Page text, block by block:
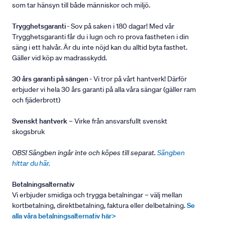
som tar hänsyn till både människor och miljö.
Trygghetsgaranti- Sov på saken i 180 dagar! Med vår
Trygghetsgaranti får du i lugn och ro prova fastheten i din
säng i ett halvår. Är du inte nöjd kan du alltid byta fasthet.
Gäller vid köp av madrasskydd.
30 års garanti på sängen- Vi tror på vårt hantverk! Därför
erbjuder vi hela 30 års garanti på alla våra sängar (gäller ram
och fjäderbrott)
Svenskt hantverk– Virke från ansvarsfullt svenskt
skogsbruk
OBS! Sängben ingår inte och köpes till separat. Sängben
hittar du här.
Betalningsalternativ
Vi erbjuder smidiga och trygga betalningar – välj mellan
kortbetalning, direktbetalning, faktura eller delbetalning.Se
alla våra betalningsalternativ här>